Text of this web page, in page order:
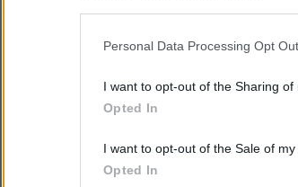
Personal Data Processing Opt
I want to opt-out of the Sharing of
Opted In
I want to opt-out of the Sale of my
Opted In